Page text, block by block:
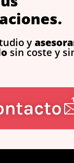
y
sin coste y